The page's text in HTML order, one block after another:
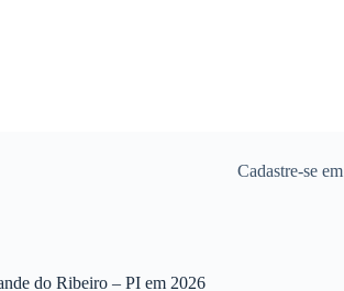
Cadastre-se em
do Ribeiro – PI em 2026